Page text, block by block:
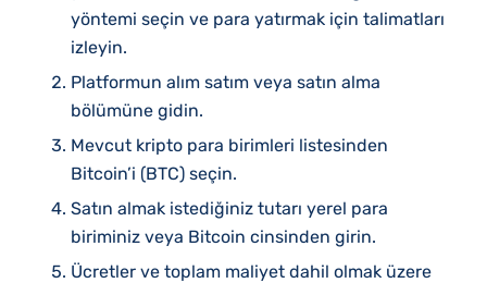
yöntemi seçin ve para yatırmak için talimatları
izleyin.
Platformun alım satım veya satın alma
bölümüne gidin.
Mevcut kripto para birimleri listesinden
Bitcoin’i (BTC) seçin.
Satın almak istediğiniz tutarı yerel para
biriminiz veya Bitcoin cinsinden girin.
Ücretler ve toplam maliyet dahil olmak üzere